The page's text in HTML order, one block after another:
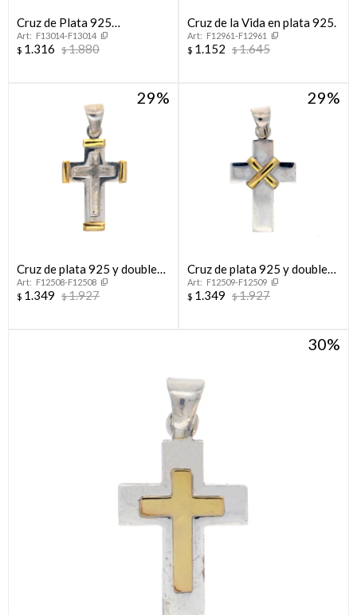
Cruz de Plata 925
ARENADA
F13014-F13014
$ 1.316 $1.880
Cruz de la Vida en plata 925.
F12961-F12961
$ 1.152 $1.645
29
Cruz de plata 925 y double
en oro 18 ktes.
F12508-F12508
$ 1.349 $1.927
29
Cruz de plata 925 y double
en oro 18 ktes.
F12509-F12509
$ 1.349 $1.927
30